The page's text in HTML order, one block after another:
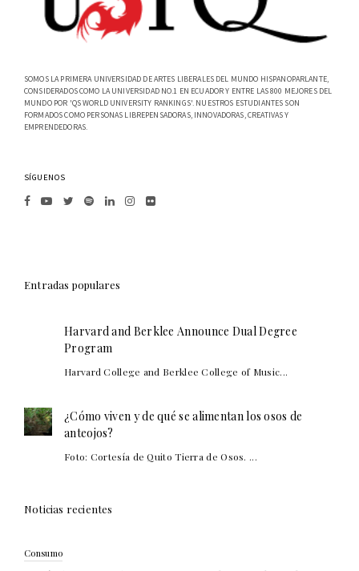
SOMOS LA PRIMERA UNIVERSIDAD DE ARTES LIBERALES DEL MUNDO HISPANOPARLANTE,
CONSIDERADOS COMO LA UNIVERSIDAD NO.1 EN ECUADOR Y ENTRE LAS 800 MEJORES DEL
MUNDO POR 'QS WORLD UNIVERSITY RANKINGS'. NUESTROS ESTUDIANTES SON
FORMADOS COMO PERSONAS LIBREPENSADORAS, INNOVADORAS, CREATIVAS Y
EMPRENDEDORAS.
SÍGUENOS
Entradas populares
Harvard and Berklee Announce Dual Degree
Program
Harvard College and Berklee College of Music...
¿Cómo viven y de qué se alimentan los osos de
anteojos?
Foto: Cortesía de Quito Tierra de Osos. ...
Noticias recientes
Consumo